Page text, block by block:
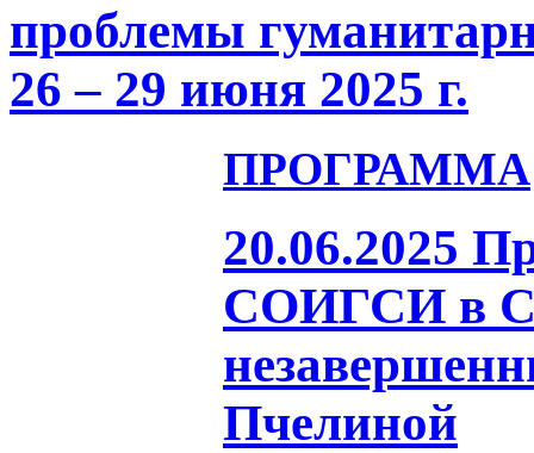
проблемы
26 – 29 июня 2025 г.
ПРОГРАММА
20.06.2025
СОИГСИ в
Пчелиной